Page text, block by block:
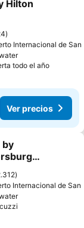
Hilton
Rd
Internacional de San
todo el año
Ver precios
by
Internacional de San